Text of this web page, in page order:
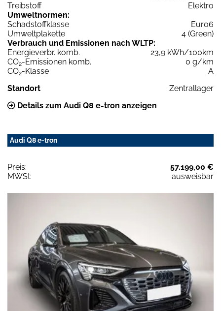
Treibstoff
Elektro
Umweltnormen:
Schadstoffklasse
Euro6
Umweltplakette
4 (Green)
Verbrauch und Emissionen nach WLTP:
Energieverbr. komb.
23,9 kWh/100km
CO2-Emissionen komb.
0 g/km
CO2-Klasse
A
Standort
Zentrallager
Details zum Audi Q8 e-tron anzeigen
Audi Q8 e-tron
Preis:
57.199,00 €
MWSt:
ausweisbar